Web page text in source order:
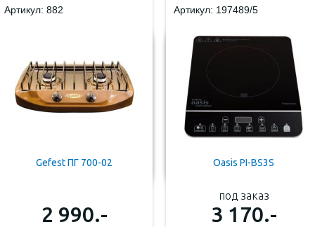
Артикул: 882
Gefest ПГ 700-02
2 990.-
Артикул: 197489/5
Oasis PI-BS3S
под заказ
3 170.-